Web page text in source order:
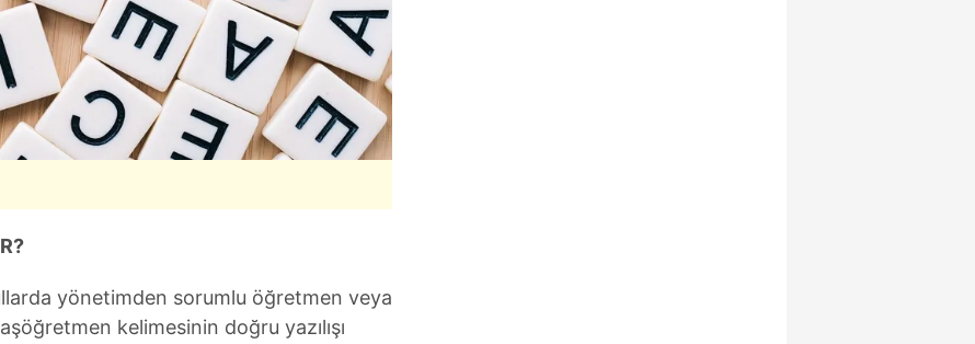
yönetimden sorumlu öğretmen veya
kelimesinin doğru yazılışı